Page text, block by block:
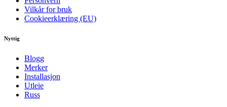
Vilkår for bruk
Cookieerklæring (EU)
Nyttig
Blogg
Merker
Installasjon
Utleie
Russ